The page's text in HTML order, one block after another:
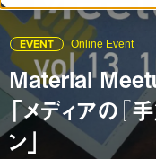
EVENT Online Event
Material
「メディアの『
ン」